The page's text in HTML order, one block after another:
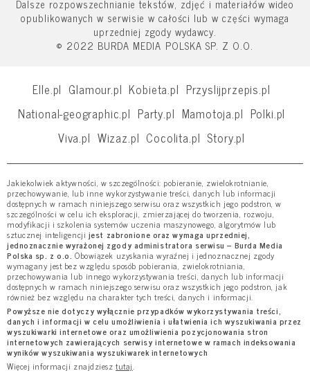
Dalsze rozpowszechnianie tekstów, zdjęć i materiałów wideo
opublikowanych w serwisie w całości lub w części wymaga
uprzedniej zgody wydawcy.
© 2022 BURDA MEDIA POLSKA SP. Z O.O.
Elle.pl Glamour.pl Kobieta.pl Przyslijprzepis.pl
National-geographic.pl Party.pl Mamotoja.pl Polki.pl
Viva.pl Wizaz.pl Cocolita.pl Story.pl
Jakiekolwiek aktywności, w szczególności: pobieranie, zwielokrotnianie,
przechowywanie, lub inne wykorzystywanie treści, danych lub informacji
dostępnych w ramach niniejszego serwisu oraz wszystkich jego podstron, w
szczególności w celu ich eksploracji, zmierzającej do tworzenia, rozwoju,
modyfikacji i szkolenia systemów uczenia maszynowego, algorytmów lub
sztucznej inteligencji jest zabronione oraz wymaga uprzedniej,
jednoznacznie wyrażonej zgody administratora serwisu – Burda Media
Polska sp. z o.o. Obowiązek uzyskania wyraźnej i jednoznacznej zgody
wymagany jest bez względu sposób pobierania, zwielokrotniania,
przechowywania lub innego wykorzystywania treści, danych lub informacji
dostępnych w ramach niniejszego serwisu oraz wszystkich jego podstron, jak
również bez względu na charakter tych treści, danych i informacji.
Powyższe nie dotyczy wyłącznie przypadków wykorzystywania treści,
danych i informacji w celu umożliwienia i ułatwienia ich wyszukiwania przez
wyszukiwarki internetowe oraz umożliwienia pozycjonowania stron
internetowych zawierających serwisy internetowe w ramach indeksowania
wyników wyszukiwania wyszukiwarek internetowych
Więcej informacji znajdziesztutaj.